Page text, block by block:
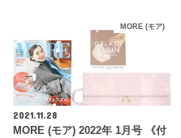
MORE (モア)
2021.11.28
MORE (モア) 2022年 1月号 《付